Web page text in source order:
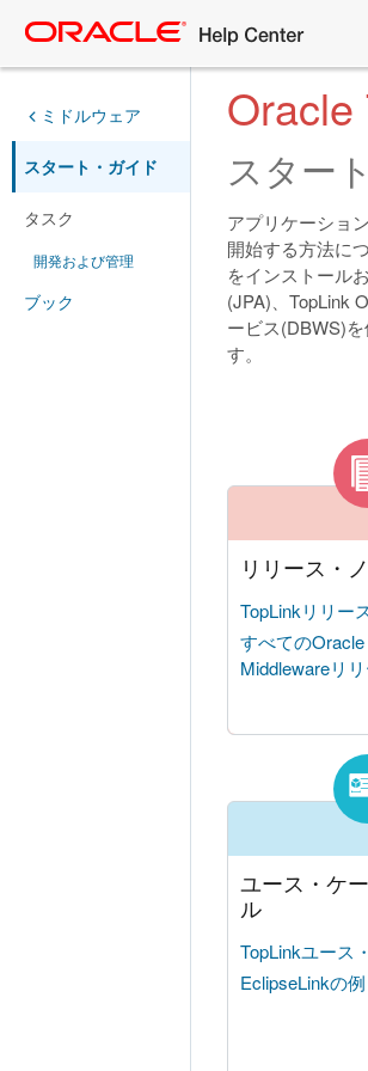
ミドルウェア
スタート・ガイド
タスク
開発および管理
ブック
Oracle
スター
アプリケーショ
開始する方法に
をインストール
(JPA)、TopLink
ービス(DBWS)
す。
リリース・
TopLinkリリー
すべてのOracle
Middlewareリ
ユース・ケ
ル
TopLinkユース
EclipseLinkの例